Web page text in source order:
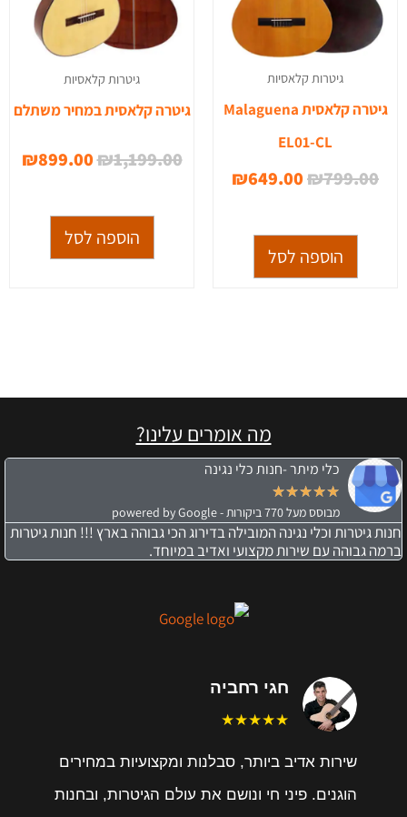
גיטרות קלאסיות
גיטרה קלאסית Malaguena
EL01-CL
₪799.00
₪649.00
הוספה לסל
גיטרות קלאסיות
גיטרה קלאסית במחיר משתלם
₪1,199.00
₪899.00
הוספה לסל
מה אומרים עלינו?
כלי מיתר -חנות כלי נגינה
★
★
★
★
★
מבוסס מעל 770 ביקורות - powered by Google
חנות גיטרות וכלי נגינה המובילה בדירוג הכי גבוהה בארץ !!! חנות גיטרות
ברמה גבוהה עם שירות מקצועי ואדיב במיוחד.
חגי רחביה
★★★★★
שירות אדיב ביותר, סבלנות ומקצועיות במחירים
הוגנים. פיני חי ונושם את עולם הגיטרות, ובחנות